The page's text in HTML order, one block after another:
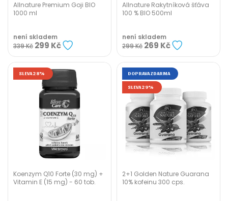
Allnature Premium Goji BIO
1000 ml
není skladem
339 Kč 299 Kč
Allnature Rakytníková šťáva
100 % BIO 500ml
není skladem
299 Kč 269 Kč
SLEVA 28%
Koenzym Q10 Forte (30 mg) +
Vitamin E (15 mg) - 60 tob.
DOPRAVA ZDARMA
SLEVA 29%
2+1 Golden Nature Guarana
10% kofeinu 300 cps.